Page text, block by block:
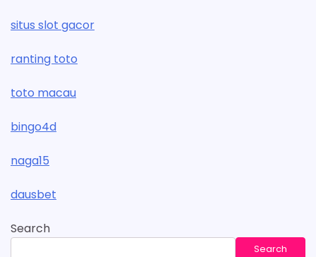
situs slot gacor
ranting toto
toto macau
bingo4d
naga15
dausbet
Search
Search